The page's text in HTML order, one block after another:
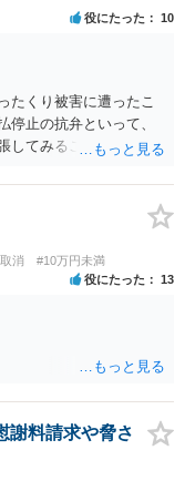
役にたった 10
たくり被害に遭ったこ
停止の抗弁といって、
してみることになるか
wp-content/uploads/
消 #10万円未満
役にたった 13
謝料請求や脅さ